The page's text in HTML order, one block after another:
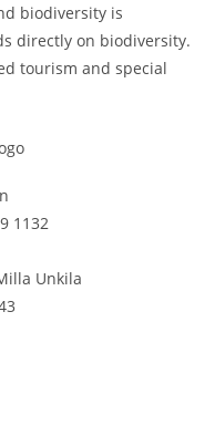
biodiversity is
directly on biodiversity.
tourism and special
1132
Unkila